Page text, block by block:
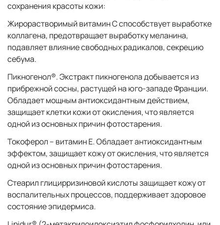
сохранения красоты кожи:
Жирорастворимый витамин С способствует выработке
коллагена, предотвращает выработку меланина,
подавляет влияние свободных радикалов, секрецию
себума.
Пикногенол®. Экстракт пикногенола добывается из
прибрежной сосны, растущей на юго-западе Франции.
Обладает мощным антиоксидантным действием,
защищает клетки кожи от окисления, что является
одной из основных причин фотостарения.
Токоферол – витамин Е. Обладает антиоксидантным
эффектом, защищает кожу от окисления, что является
одной из основных причин фотостарения.
Стеарил глицирризиновой кислоты защищает кожу от
воспалительных процессов, поддерживает здоровое
состояние эпидермиса.